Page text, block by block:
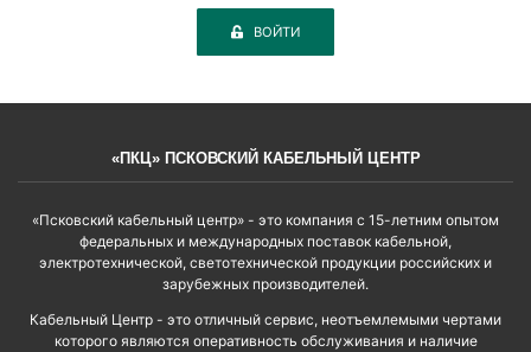
ВОЙТИ
«ПКЦ» ПСКОВСКИЙ КАБЕЛЬНЫЙ ЦЕНТР
«Псковский кабельный центр» - это компания с 15-летним опытом
федеральных и международных поставок кабельной,
электротехнической, светотехнической продукции российских и
зарубежных производителей.
Кабельный Центр - это отличный сервис, неотъемлемыми чертами
которого являются оперативность обслуживания и наличие